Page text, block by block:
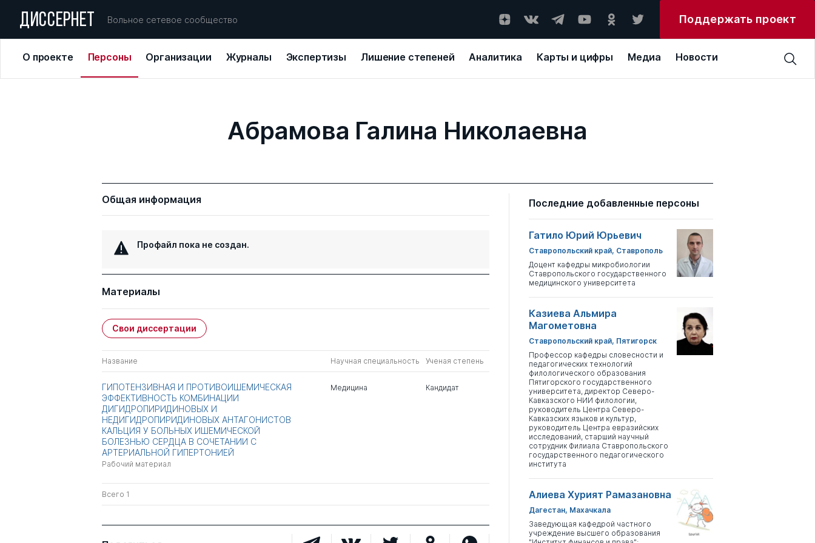
ДИССЕРНЕТ Вольное сетевое сообщество Поддержать проект
О проекте Персоны Организации Журналы Экспертизы Лишение степеней Аналитика Карты и цифры Медиа Новости
Абрамова Галина Николаевна
Общая информация
Профайл пока не создан.
Материалы
Свои диссертации
Название Научная специальность Ученая степень
ГИПОТЕНЗИВНАЯ И ПРОТИВОИШЕМИЧЕСКАЯ
ЭФФЕКТИВНОСТЬ КОМБИНАЦИИ
ДИГИДРОПИРИДИНОВЫХ И
НЕДИГИДРОПИРИДИНОВЫХ АНТАГОНИСТОВ
КАЛЬЦИЯ У БОЛЬНЫХ ИШЕМИЧЕСКОЙ
БОЛЕЗНЬЮ СЕРДЦА В СОЧЕТАНИИ С
АРТЕРИАЛЬНОЙ ГИПЕРТОНИЕЙ
Рабочий материал
Медицина Кандидат
Всего 1
Последние добавленные персоны
Гатило Юрий Юрьевич
Ставропольский край, Ставрополь
Доцент кафедры микробиологии
Ставропольского государственного
медицинского университета
Казиева Альмира
Магометовна
Ставропольский край, Пятигорск
Профессор кафедры словесности и
педагогических технологий
филологического образования
Пятигорского государственного
университета, директор Северо-
Кавказского НИИ филологии,
руководитель Центра Северо-
Кавказских языков и культур,
руководитель Центра евразийских
исследований, старший научный
сотрудник Филиала Ставропольского
государственного педагогического
института
Алиева Хурият Рамазановна
Дагестан, Махачкала
Заведующая кафедрой частного
учреждение высшего образования